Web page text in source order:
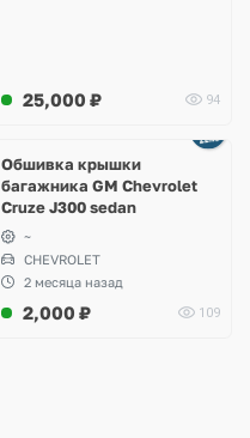
25,000 ₽ 94
Обшивка крышки
багажника GM Chevrolet
Cruze J300 sedan
~
CHEVROLET
2 месяца назад
2,000 ₽ 109